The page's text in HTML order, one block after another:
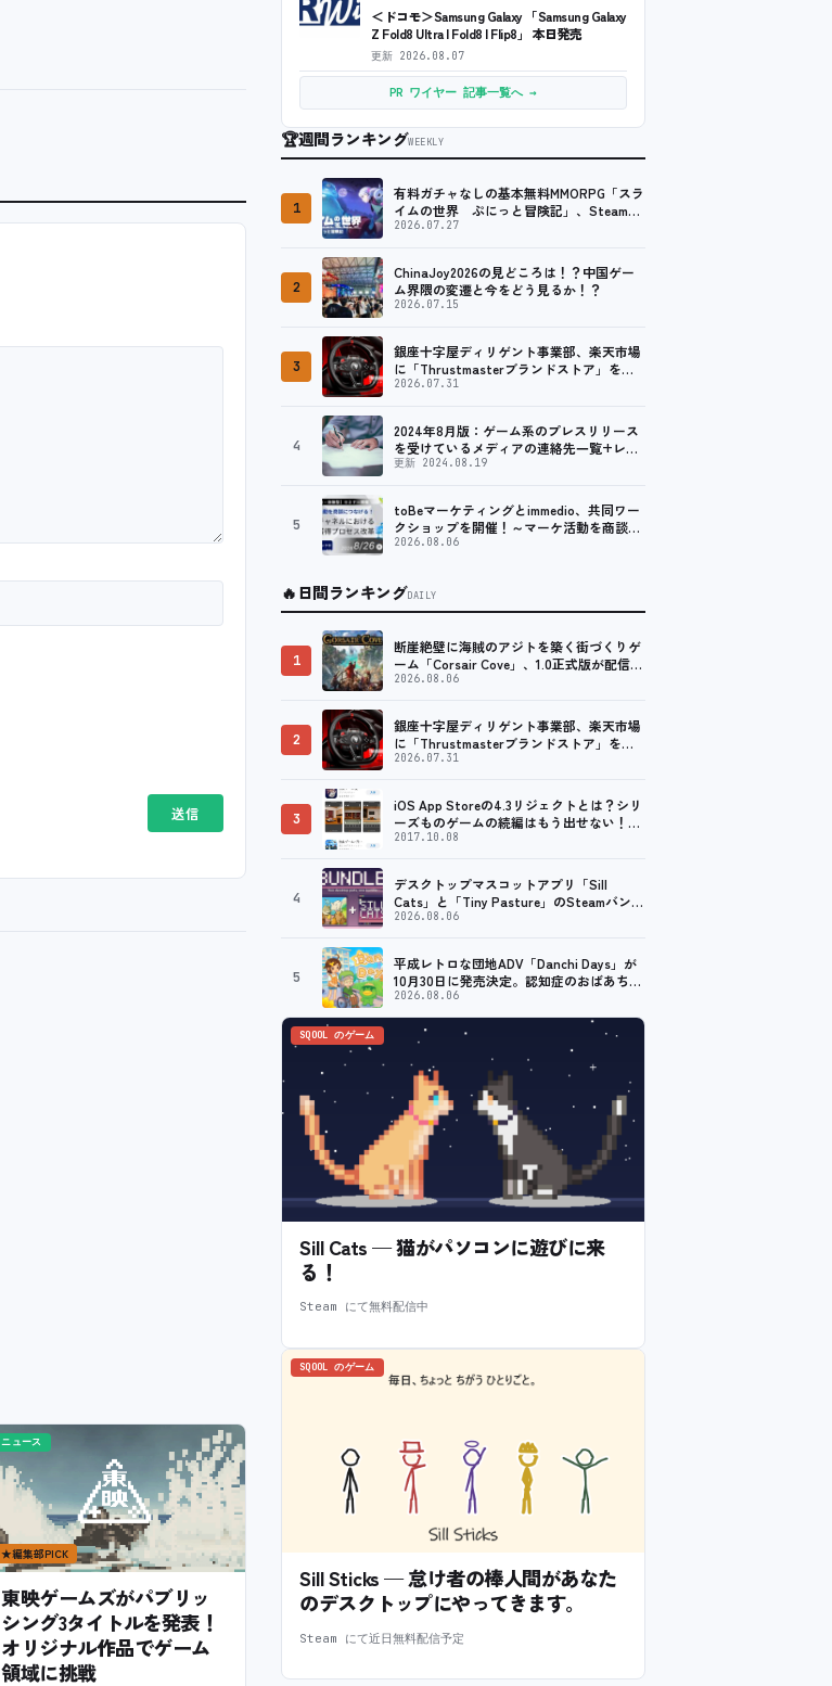
ニュース
★編集部PICK
東映ゲームズがパブリッ
シング3タイトルを発表！
オリジナル作品でゲーム
領域に挑戦
＜ドコモ＞Samsung Galaxy 「Samsung Galaxy
Z Fold8 Ultra | Fold8 | Flip8」 本日発売
更新 2026.08.07
PR ワイヤー 記事一覧へ →
🏆週間ランキングWEEKLY
1
有料ガチャなしの基本無料MMORPG「スラ
イムの世界 ぷにっと冒険記」、Steam向
けの無料体験版が8月末に配信決定
2026.07.27
2
ChinaJoy2026の見どころは！？中国ゲー
ム界隈の変遷と今をどう見るか！？
2026.07.15
3
銀座十字屋ディリゲント事業部、楽天市場
に「Thrustmasterブランドストア」をオ
ープン。記念キャンペーンでポイントアッ
2026.07.31
4
2024年8月版：ゲーム系のプレスリリース
を受けているメディアの連絡先一覧+レビ
ュー依頼先一覧
更新 2024.08.19
5
toBeマーケティングとimmedio、共同ワー
クショップを開催！～マーケ活動を商談に
つなげる！複数チャネルにおける商談獲得
2026.08.06
🔥日間ランキングDAILY
1
断崖絶壁に海賊のアジトを築く街づくりゲ
ーム「Corsair Cove」、1.0正式版が配信開
始！
2026.08.06
2
銀座十字屋ディリゲント事業部、楽天市場
に「Thrustmasterブランドストア」をオ
ープン。記念キャンペーンでポイントアッ
2026.07.31
3
iOS App Storeの4.3リジェクトとは？シリ
ーズものゲームの続編はもう出せない！？
脱出ゲームで相次ぐリジェクト
2017.10.08
4
デスクトップマスコットアプリ「Sill
Cats」と「Tiny Pasture」のSteamバンド
ルセットが販売開始。通常価格より10%割
2026.08.06
5
平成レトロな団地ADV「Danchi Days」が
10月30日に発売決定。認知症のおばあちゃ
んのために夏祭り復活を目指す
2026.08.06
SQOOL のゲーム
Sill Cats — 猫がパソコンに遊びに来
る！
Steam にて無料配信中
SQOOL のゲーム
Sill Sticks — 怠け者の棒人間があなた
のデスクトップにやってきます。
Steam にて近日無料配信予定